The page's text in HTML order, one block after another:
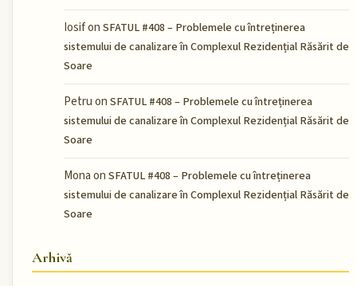
Iosifon SFATUL #408 – Problemele cu întreținerea
sistemului de canalizare în Complexul Rezidențial Răsărit de
Soare
Petruon SFATUL #408 – Problemele cu întreținerea
sistemului de canalizare în Complexul Rezidențial Răsărit de
Soare
Monaon SFATUL #408 – Problemele cu întreținerea
sistemului de canalizare în Complexul Rezidențial Răsărit de
Soare
Arhivă